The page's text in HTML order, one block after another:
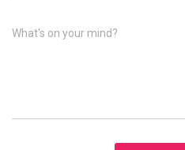
What's on your mind?